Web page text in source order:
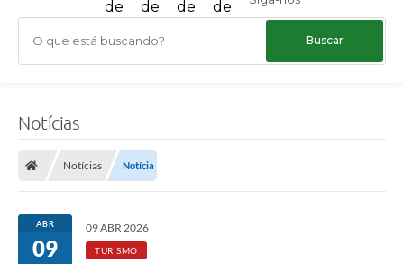
O que está buscando?
Notícias
Notícias Notícia
ABR
09
09 ABR 2026
TURISMO